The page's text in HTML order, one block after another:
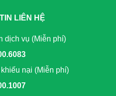
LIÊN HỆ
dịch vụ (Miễn phí)
nại (Miễn phí)